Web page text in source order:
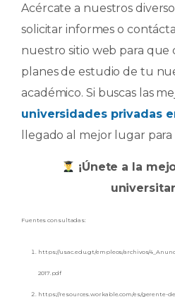
Acércate a nuestros
solicitar informes o
nuestro sitio web para que
planes de estudio de tu
académico. Si buscas las
universidades privadas
llegado al mejor lugar
¡Únete a la
Fuentes consultadas:
https://usac.edu.gt/empleos/archivos/
2017.pdf
https://resources.workable.com/es/gerente-